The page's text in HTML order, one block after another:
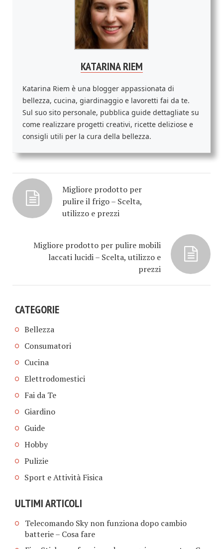
KATARINA RIEM
Katarina Riem è una blogger appassionata di
bellezza, cucina, giardinaggio e lavoretti fai da te.
Sul suo sito personale, pubblica guide dettagliate su
come realizzare progetti creativi, ricette deliziose e
consigli utili per la cura della bellezza.
Migliore prodotto per
pulire il frigo – Scelta,
utilizzo e prezzi
Migliore prodotto per pulire mobili
laccati lucidi – Scelta, utilizzo e
prezzi
CATEGORIE
Bellezza
Consumatori
Cucina
Elettrodomestici
Fai da Te
Giardino
Guide
Hobby
Pulizie
Sport e Attività Fisica
ULTIMI ARTICOLI
Telecomando Sky non funziona dopo cambio
batterie​ – Cosa fare